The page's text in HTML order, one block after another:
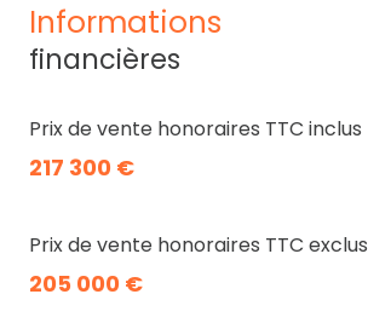
informations
financières
Prix de vente honoraires TTC inclus
217 300 €
Prix de vente honoraires TTC exclus
205 000 €